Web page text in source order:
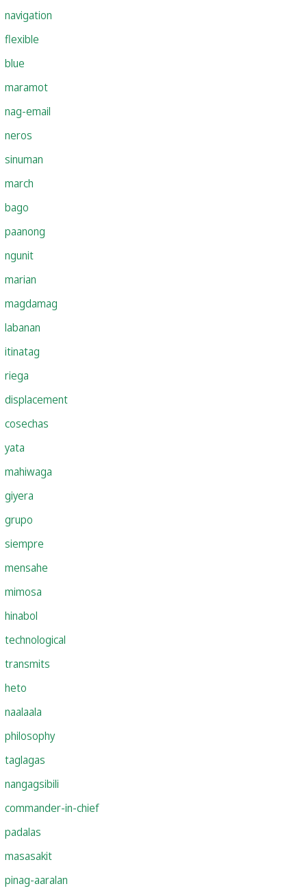
navigation
flexible
blue
maramot
nag-email
neros
sinuman
march
bago
paanong
ngunit
marian
magdamag
labanan
itinatag
riega
displacement
cosechas
yata
mahiwaga
giyera
grupo
siempre
mensahe
mimosa
hinabol
technological
transmits
heto
naalaala
philosophy
taglagas
nangagsibili
commander-in-chief
padalas
masasakit
pinag-aaralan